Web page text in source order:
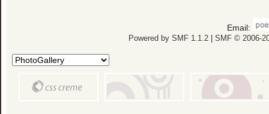
Email:
Powered by SMF 1.1.2| SMF © 2006-